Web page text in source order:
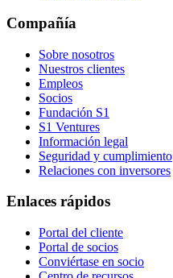
Compañía
Sobre nosotros
Nuestros clientes
Empleos
Socios
Fundación S1
S1 Ventures
Información legal
Seguridad y cumplimiento
Relaciones con inversores
Enlaces rápidos
Portal del cliente
Portal de socios
Conviértase en socio